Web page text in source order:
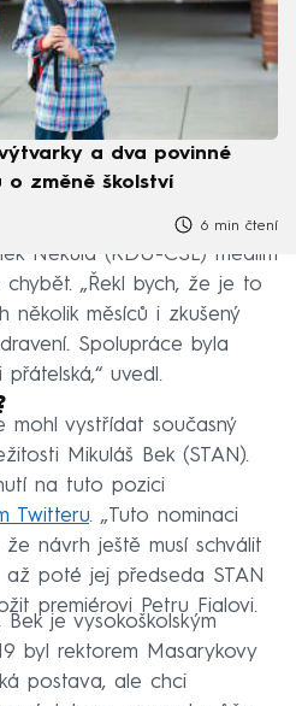
a dva povinné
o změně školství
6 min čtení
Nekula (KDU-ČSL) médiím
„Řekl bych, že je to
několik měsíců i zkušený
Spolupráce byla
uvedl.
mohl vystřídat současný
Mikuláš Bek (STAN).
na tuto pozici
Twitteru. „Tuto nominaci
že návrh ještě musí schválit
poté jej předseda STAN
premiérovi Petru Fialovi.
je vysokoškolským
byl rektorem Masarykovy
postava, ale chci